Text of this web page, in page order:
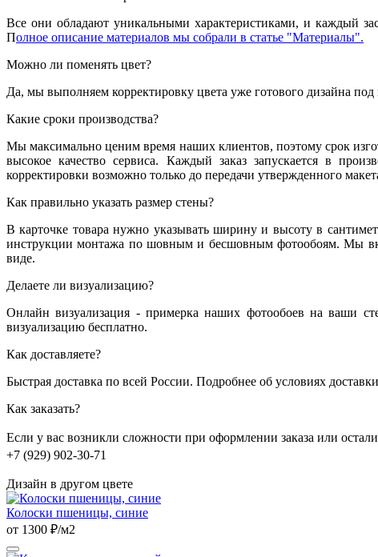
Все они обладают уникальными характеристиками, и каждый
Полное описание материалов мы собрали в статье "Материалы".
Можно ли поменять цвет?
Да, мы выполняем корректировку цвета уже готового дизайна
Какие сроки производства?
Мы максимально ценим время наших клиентов, поэтому срок
высокое качество сервиса. Каждый заказ запускается в
корректировки возможно только до передачи утвержденного
Как правильно указать размер стены?
В карточке товара нужно указывать ширину и высоту в
инструкции монтажа по шовным и бесшовным фотообоям. Мы
виде.
Делаете ли визуализацию?
Онлайн визуализация - примерка наших фотообоев на ваши
визуализацию бесплатно.
Как доставляете?
Быстрая доставка по всей России. Подробнее об условиях
Как заказать?
Если у вас возникли сложности при оформлении заказа или
+7 (929) 902-30-71
Дизайн в другом цвете
Колоски пшеницы, синие
от 1300 ₽/м2